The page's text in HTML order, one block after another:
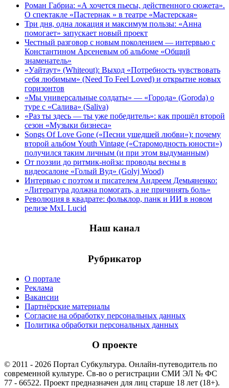
Роман Габриа: «А хочется пьесы, действенного сюжета».
О спектакле «Пастернак » в театре «Мастерская»
Три дня, одна локация и максимум пользы: «Анна
помогает» запускает новый проект
Честный разговор с новым поколением — интервью с
Константином Арсеневым об альбоме «Общий
знаменатель»
«Уайтаут» (Whiteout): Выход «Потребность чувствовать
себя любимым» (Need To Feel Loved) и открытие новых
горизонтов
«Мы универсальные солдаты» — «Города» (Goroda) о
туре с «Салива» (Saliva)
«Раз ты здесь — ты уже победитель»: как прошёл второй
сезон «Музыки бизнеса»
Songs Of Love Gone («Песни ушедшей любви»): почему
второй альбом Youth Vintage («Старомодность юности»)
получился таким личным (и при этом выдуманным)
От поэзии до ритмик-нойза: проводы весны в
видеосалоне «Голый Вуд» (Golyj Wood)
Интервью с поэтом и писателем Андреем Демьяненко:
«Литература должна помогать, а не причинять боль»
Революция в квадрате: фольклор, панк и ИИ в новом
релизе MxL Lucid
Наш канал
Рубрикатор
О портале
Реклама
Вакансии
Партнёрские материалы
Согласие на обработку персональных данных
Политика обработки персональных данных
О проекте
© 2011 - 2026 Портал Субкультура. Онлайн-путеводитель по
современной культуре. Св-во о регистрации СМИ ЭЛ № ФС
77 - 66522. Проект предназначен для лиц старше 18 лет (18+).